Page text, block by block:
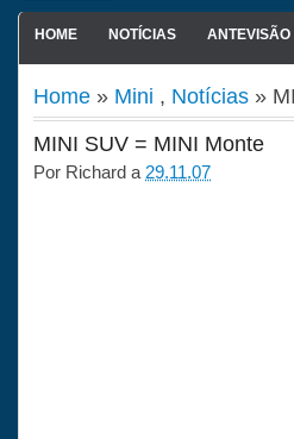
HOME NOTÍCIAS ANTEVISÃO
Home » Mini , Notícias »
MINI SUV = MINI Monte
Por Richard a 29.11.07